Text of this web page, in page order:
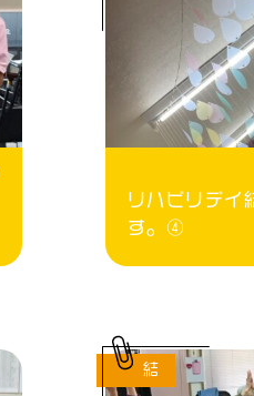
リハビリデイ
す。④
結